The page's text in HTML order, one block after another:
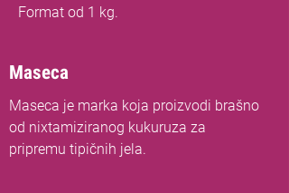
Format od 1 kg.
Maseca
Maseca je marka koja proizvodi brašno
od nixtamiziranog kukuruza za
pripremu tipičnih jela.